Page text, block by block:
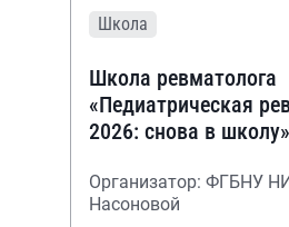
Школа
Школа ревматолога
«Педиатрическая
2026: снова в школу»
Организатор: ФГБНУ
Насоновой